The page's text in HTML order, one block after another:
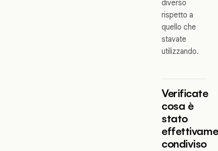
diverso
rispetto a
quello che
stavate
utilizzando.
Verificate
cosa è
stato
condiviso